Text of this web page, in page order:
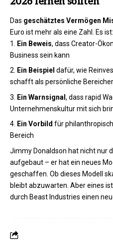
Das geschätztes Vermögen
Euro ist mehr als eine Zahl. Es ist:
Ein Beweis, dass Creator-
Business sein kann
Ein Beispiel dafür, wie
schafft als persönliche
Ein Warnsignal , dass rapid
Unternehmenskultur mit sich
Ein Vorbild für
Bereich
Jimmy Donaldson hat nicht nur
aufgebaut – er hat ein neues
geschaffen. Ob dieses Modell
bleibt abzuwarten. Aber eines
durch Beast Industries einen